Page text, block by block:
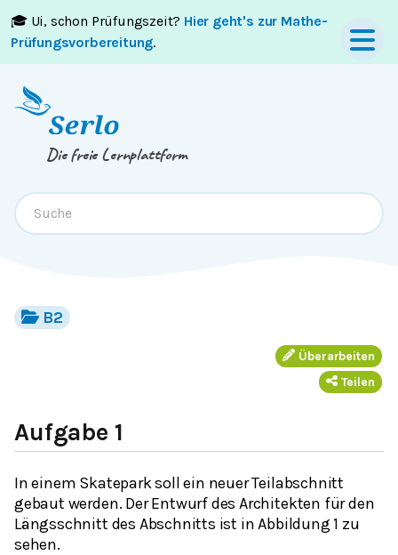
🎓 Ui, schon Prüfungszeit? Hier geht's zur Mathe-
Prüfungsvorbereitung.
Springe zumInhaltoderFooter
Die freie Lernplattform
B2
Überarbeiten
Teilen
Aufgabe 1
In einem Skatepark soll ein neuer Teilabschnitt
gebaut werden. Der Entwurf des Architekten für den
Längsschnitt des Abschnitts ist in Abbildung 1 zu
sehen.